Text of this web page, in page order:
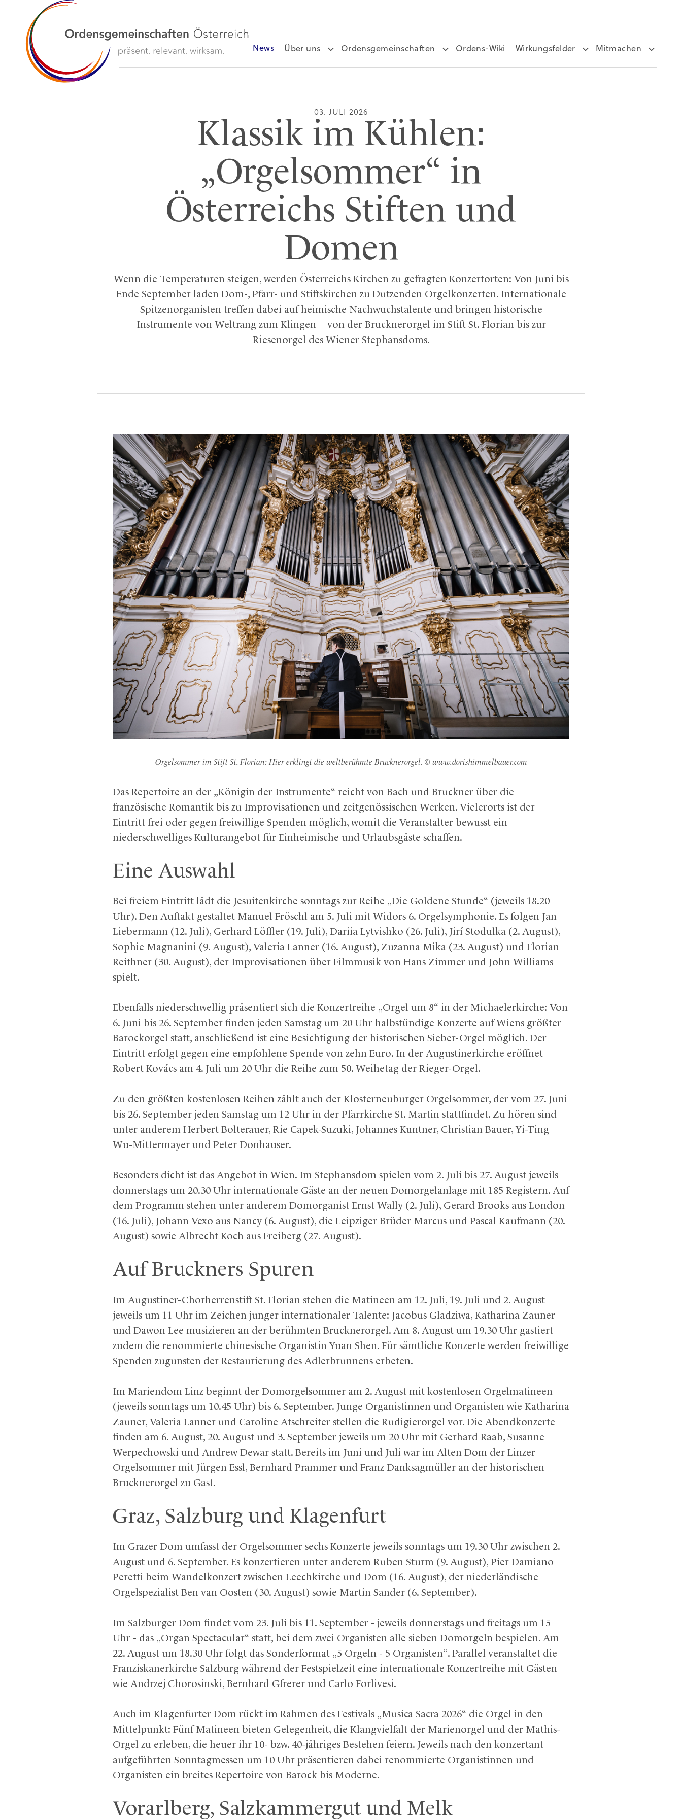
News Über uns Ordensgemeinschaften Ordens-Wiki Wirkungsfelder Mitmachen
03. JULI 2026
Klassik im Kühlen:
„Orgelsommer“ in
Österreichs Stiften und
Domen
Wenn die Temperaturen steigen, werden Österreichs Kirchen zu gefragten Konzertorten: Von Juni bis
Ende September laden Dom-, Pfarr- und Stiftskirchen zu Dutzenden Orgelkonzerten. Internationale
Spitzenorganisten treffen dabei auf heimische Nachwuchstalente und bringen historische
Instrumente von Weltrang zum Klingen – von der Brucknerorgel im Stift St. Florian bis zur
Riesenorgel des Wiener Stephansdoms.
Orgelsommer im Stift St. Florian: Hier erklingt die weltberühmte Brucknerorgel. © www.dorishimmelbauer.com
Das Repertoire an der „Königin der Instrumente“ reicht von Bach und Bruckner über die
französische Romantik bis zu Improvisationen und zeitgenössischen Werken. Vielerorts ist der
Eintritt frei oder gegen freiwillige Spenden möglich, womit die Veranstalter bewusst ein
niederschwelliges Kulturangebot für Einheimische und Urlaubsgäste schaffen.
Eine Auswahl
Bei freiem Eintritt lädt die Jesuitenkirche sonntags zur Reihe „Die Goldene Stunde“ (jeweils 18.20
Uhr). Den Auftakt gestaltet Manuel Fröschl am 5. Juli mit Widors 6. Orgelsymphonie. Es folgen Jan
Liebermann (12. Juli), Gerhard Löffler (19. Juli), Dariia Lytvishko (26. Juli), Jirí Stodulka (2. August),
Sophie Magnanini (9. August), Valeria Lanner (16. August), Zuzanna Mika (23. August) und Florian
Reithner (30. August), der Improvisationen über Filmmusik von Hans Zimmer und John Williams
spielt.
Ebenfalls niederschwellig präsentiert sich die Konzertreihe „Orgel um 8“ in der Michaelerkirche: Von
6. Juni bis 26. September finden jeden Samstag um 20 Uhr halbstündige Konzerte auf Wiens größter
Barockorgel statt, anschließend ist eine Besichtigung der historischen Sieber-Orgel möglich. Der
Eintritt erfolgt gegen eine empfohlene Spende von zehn Euro. In der Augustinerkirche eröffnet
Robert Kovács am 4. Juli um 20 Uhr die Reihe zum 50. Weihetag der Rieger-Orgel.
Zu den größten kostenlosen Reihen zählt auch der Klosterneuburger Orgelsommer, der vom 27. Juni
bis 26. September jeden Samstag um 12 Uhr in der Pfarrkirche St. Martin stattfindet. Zu hören sind
unter anderem Herbert Bolterauer, Rie Capek-Suzuki, Johannes Kuntner, Christian Bauer, Yi-Ting
Wu-Mittermayer und Peter Donhauser.
Besonders dicht ist das Angebot in Wien. Im Stephansdom spielen vom 2. Juli bis 27. August jeweils
donnerstags um 20.30 Uhr internationale Gäste an der neuen Domorgelanlage mit 185 Registern. Auf
dem Programm stehen unter anderem Domorganist Ernst Wally (2. Juli), Gerard Brooks aus London
(16. Juli), Johann Vexo aus Nancy (6. August), die Leipziger Brüder Marcus und Pascal Kaufmann (20.
August) sowie Albrecht Koch aus Freiberg (27. August).
Auf Bruckners Spuren
Im Augustiner-Chorherrenstift St. Florian stehen die Matineen am 12. Juli, 19. Juli und 2. August
jeweils um 11 Uhr im Zeichen junger internationaler Talente: Jacobus Gladziwa, Katharina Zauner
und Dawon Lee musizieren an der berühmten Brucknerorgel. Am 8. August um 19.30 Uhr gastiert
zudem die renommierte chinesische Organistin Yuan Shen. Für sämtliche Konzerte werden freiwillige
Spenden zugunsten der Restaurierung des Adlerbrunnens erbeten.
Im Mariendom Linz beginnt der Domorgelsommer am 2. August mit kostenlosen Orgelmatineen
(jeweils sonntags um 10.45 Uhr) bis 6. September. Junge Organistinnen und Organisten wie Katharina
Zauner, Valeria Lanner und Caroline Atschreiter stellen die Rudigierorgel vor. Die Abendkonzerte
finden am 6. August, 20. August und 3. September jeweils um 20 Uhr mit Gerhard Raab, Susanne
Werpechowski und Andrew Dewar statt. Bereits im Juni und Juli war im Alten Dom der Linzer
Orgelsommer mit Jürgen Essl, Bernhard Prammer und Franz Danksagmüller an der historischen
Brucknerorgel zu Gast.
Graz, Salzburg und Klagenfurt
Im Grazer Dom umfasst der Orgelsommer sechs Konzerte jeweils sonntags um 19.30 Uhr zwischen 2.
August und 6. September. Es konzertieren unter anderem Ruben Sturm (9. August), Pier Damiano
Peretti beim Wandelkonzert zwischen Leechkirche und Dom (16. August), der niederländische
Orgelspezialist Ben van Oosten (30. August) sowie Martin Sander (6. September).
Im Salzburger Dom findet vom 23. Juli bis 11. September - jeweils donnerstags und freitags um 15
Uhr - das „Organ Spectacular“ statt, bei dem zwei Organisten alle sieben Domorgeln bespielen. Am
22. August um 18.30 Uhr folgt das Sonderformat „5 Orgeln - 5 Organisten“. Parallel veranstaltet die
Franziskanerkirche Salzburg während der Festspielzeit eine internationale Konzertreihe mit Gästen
wie Andrzej Chorosinski, Bernhard Gfrerer und Carlo Forlivesi.
Auch im Klagenfurter Dom rückt im Rahmen des Festivals „Musica Sacra 2026“ die Orgel in den
Mittelpunkt: Fünf Matineen bieten Gelegenheit, die Klangvielfalt der Marienorgel und der Mathis-
Orgel zu erleben, die heuer ihr 10- bzw. 40-jähriges Bestehen feiern. Jeweils nach den konzertant
aufgeführten Sonntagmessen um 10 Uhr präsentieren dabei renommierte Organistinnen und
Organisten ein breites Repertoire von Barock bis Moderne.
Vorarlberg, Salzkammergut und Melk